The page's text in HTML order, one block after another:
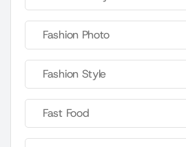
Fashion Photo
Fashion Style
Fast Food